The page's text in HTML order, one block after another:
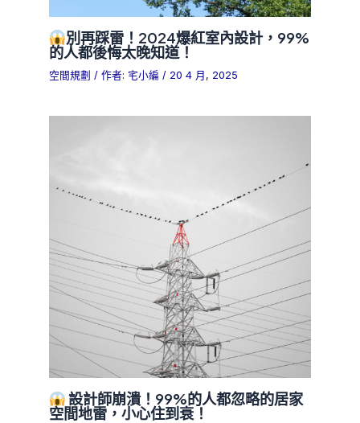
別再踩雷！2024爆紅室內設計，99%
的人都後悔太晚知道！
空間規劃 / 作者: 宅小編 / 20 4 月, 2025
設計師崩潰！99%的人都忽略的居家
空間地雷，小心住到衰！